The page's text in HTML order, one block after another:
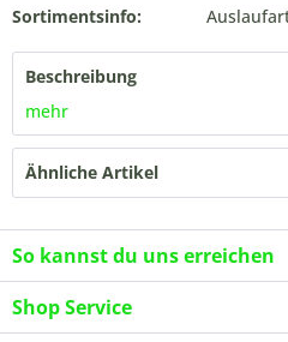
Sortimentsinfo:
Beschreibung
mehr
Ähnliche Artikel
So kannst du uns erreichen
Shop Service